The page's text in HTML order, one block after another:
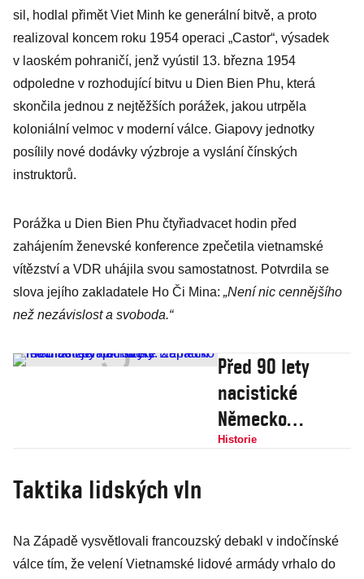
sil, hodlal přimět Viet Minh ke generální bitvě, a proto
realizoval koncem roku 1954 operaci „Castor“, výsadek
v laoském pohraničí, jenž vyústil 13. března 1954
odpoledne v rozhodující bitvu u Dien Bien Phu, která
skončila jednou z nejtěžších porážek, jakou utrpěla
koloniální velmoc v moderní válce. Giapovy jednotky
posílily nové dodávky výzbroje a vyslání čínských
instruktorů.
Porážka u Dien Bien Phu čtyřiadvacet hodin před
zahájením ženevské konference zpečetila vietnamské
vítězství a VDR uhájila svou samostatnost. Potvrdila se
slova jejího zakladatele Ho Či Mina: „Není nic cennějšího
než nezávislost a svoboda.“
Před 90 lety
nacistické
Německo
remilitarizovalo
Historie
Taktika lidských vln
Na Západě vysvětlovali francouzský debakl v indočínské
válce tím, že velení Vietnamské lidové armády vrhalo do